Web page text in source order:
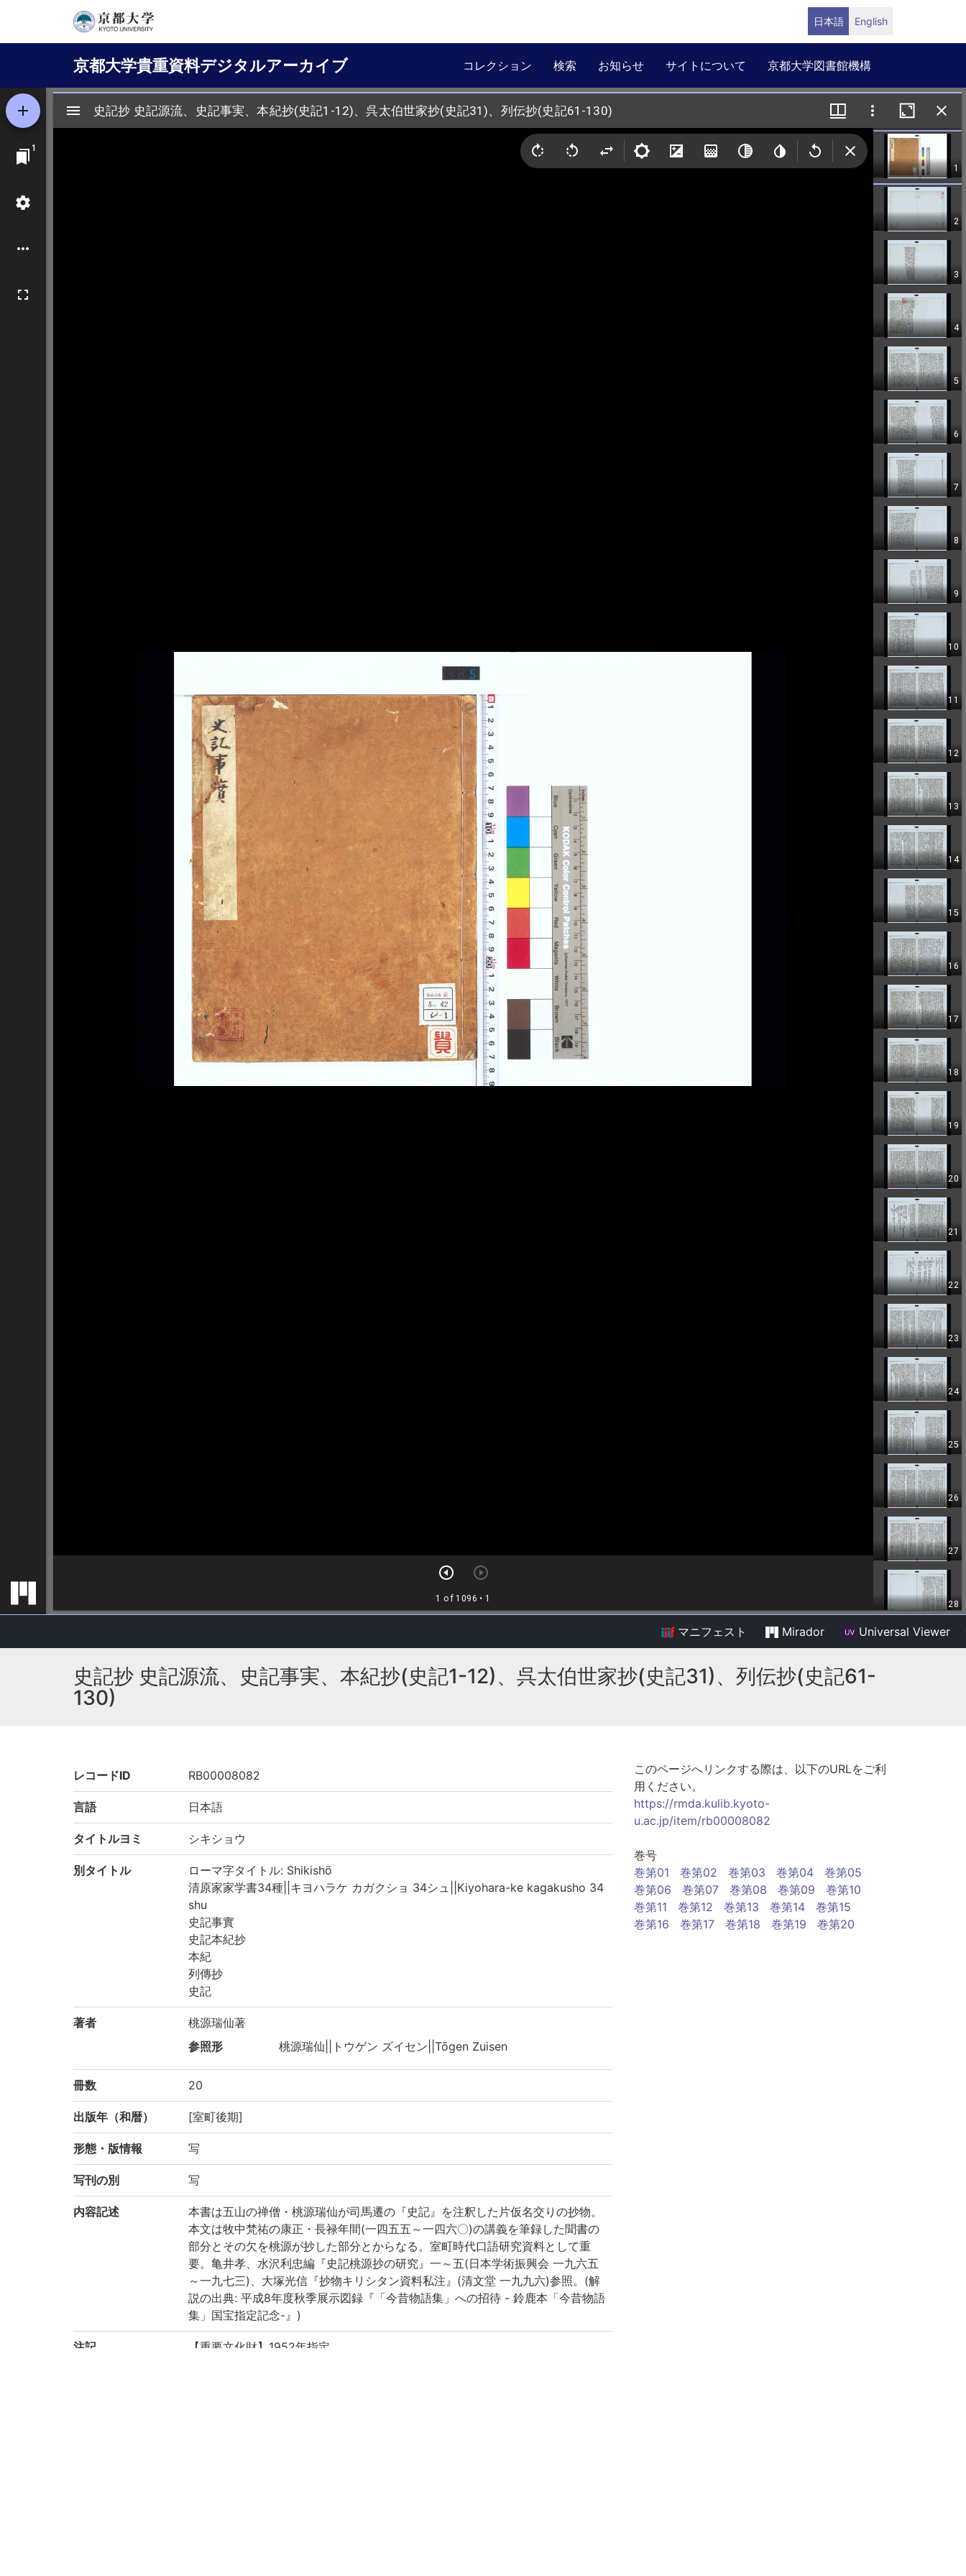
ン
テ
ン
日本語 English
京都大学貴重資料デジタルアーカイブ
Main
navigation
コレクション 検索 お知らせ サイトについて 京都大学図書館機構
マニフェスト Mirador Universal Viewer
史記抄 史記源流、史記事実、本紀抄(史記1-12)、呉太伯世家抄(史記31)、列伝抄(史記61-
130)
レコードID RB00008082
言語 日本語
タイトルヨミ シキショウ
別タイトル
ローマ字タイトル: Shikishō
清原家家学書34種||キヨハラケ カガクショ 34シュ||Kiyohara-ke kagakusho 34
shu
史記事實
史記本紀抄
本紀
列傳抄
史記
著者
桃源瑞仙著
参照形
桃源瑞仙||トウゲン ズイセン||Tōgen Zuisen
冊数 20
出版年（和暦） [室町後期]
形態・版情報 写
写刊の別 写
内容記述
本書は五山の禅僧・桃源瑞仙が司馬遷の『史記』を注釈した片仮名交りの抄物。
本文は牧中梵祐の康正・長禄年間(一四五五～一四六〇)の講義を筆録した聞書の
部分とその欠を桃源が抄した部分とからなる。室町時代口語研究資料として重
要。亀井孝、水沢利忠編『史記桃源抄の研究』一～五(日本学術振興会 一九六五
～一九七三)、大塚光信『抄物キリシタン資料私注』(清文堂 一九九六)参照。(解
説の出典: 平成8年度秋季展示図録『「今昔物語集」への招待 - 鈴鹿本「今昔物語
集」国宝指定記念-』)
注記
【重要文化財】1952年指定
このページへリンクする際は、以下のURLをご利
用ください。
https://rmda.kulib.kyoto-
u.ac.jp/item/rb00008082
巻号
巻第01
巻第02 巻第03 巻第04
巻第05
巻第06
巻第07 巻第08 巻第09
巻第10
巻第11
巻第12 巻第13 巻第14
巻第15
巻第16
巻第17 巻第18 巻第19 巻第20